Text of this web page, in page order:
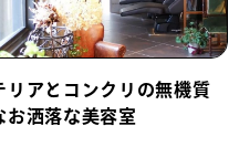
リアとコンクリの無機質
お洒落な美容室